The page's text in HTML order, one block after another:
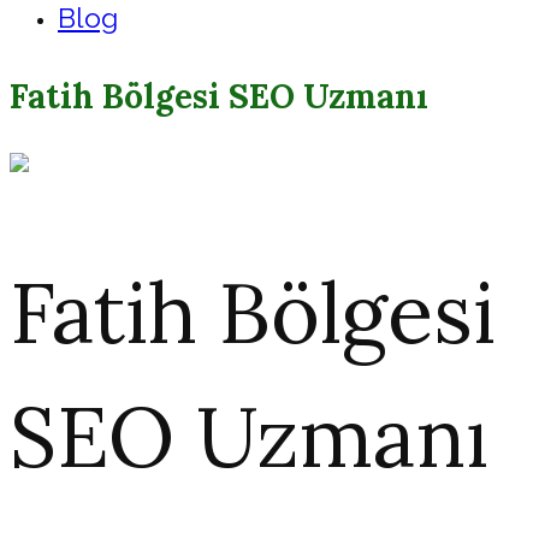
Blog
Fatih Bölgesi SEO Uzmanı
Fatih Bölgesi
SEO Uzmanı